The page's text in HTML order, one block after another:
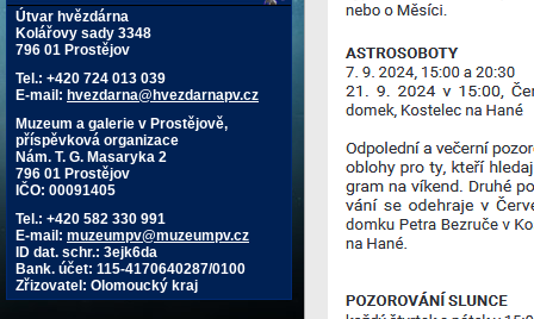
Útvar hvězdárna
Kolářovy sady 3348
796 01 Prostějov
Tel.: +420 724 013 039
E-mail: hvezdarna@hvezdarnapv.cz
Muzeum a galerie v Prostějově,
příspěvková organizace
Nám. T. G. Masaryka 2
796 01 Prostějov
IČO: 00091405
Tel.: +420 582 330 991
E-mail: muzeumpv@muzeumpv.cz
ID dat. schr.: 3ejk6da
Bank. účet: 115-4170640287/0100
Zřizovatel: Olomoucký kraj